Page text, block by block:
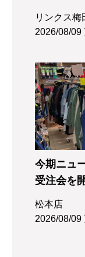
リンクス梅
2026/08/09
今期ニュ
受注会を
松本店
2026/08/09